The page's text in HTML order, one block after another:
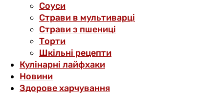
Соуси
Страви в мультиварці
Страви з пшениці
Торти
Шкільні рецепти
Кулінарні лайфхаки
Новини
Здорове харчування